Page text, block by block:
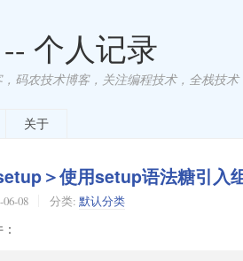
个人记录
码农技术博客，关注编程技术，全栈技术
关于
＞使用setup语法糖引入
06-08 分类: 默认分类